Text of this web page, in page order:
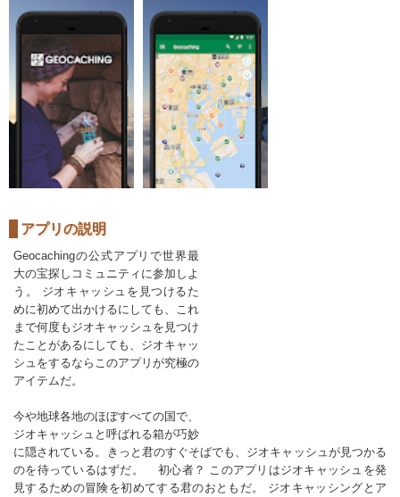
アプリの説明
Geocachingの公式アプリで世界最
大の宝探しコミュニティに参加しよ
う。 ジオキャッシュを見つけるた
めに初めて出かけるにしても、これ
まで何度もジオキャッシュを見つけ
たことがあるにしても、ジオキャッ
シュをするならこのアプリが究極の
アイテムだ。
今や地球各地のほぼすべての国で、
ジオキャッシュと呼ばれる箱が巧妙
に隠されている。きっと君のすぐそばでも、ジオキャッシュが見つかる
のを待っているはずだ。 初心者？ このアプリはジオキャッシュを発
見するための冒険を初めてする君のおともだ。 ジオキャッシングとア